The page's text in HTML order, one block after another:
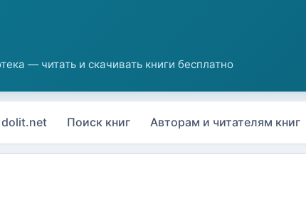
dolit.net Поиск книг Авторам и читателям книг